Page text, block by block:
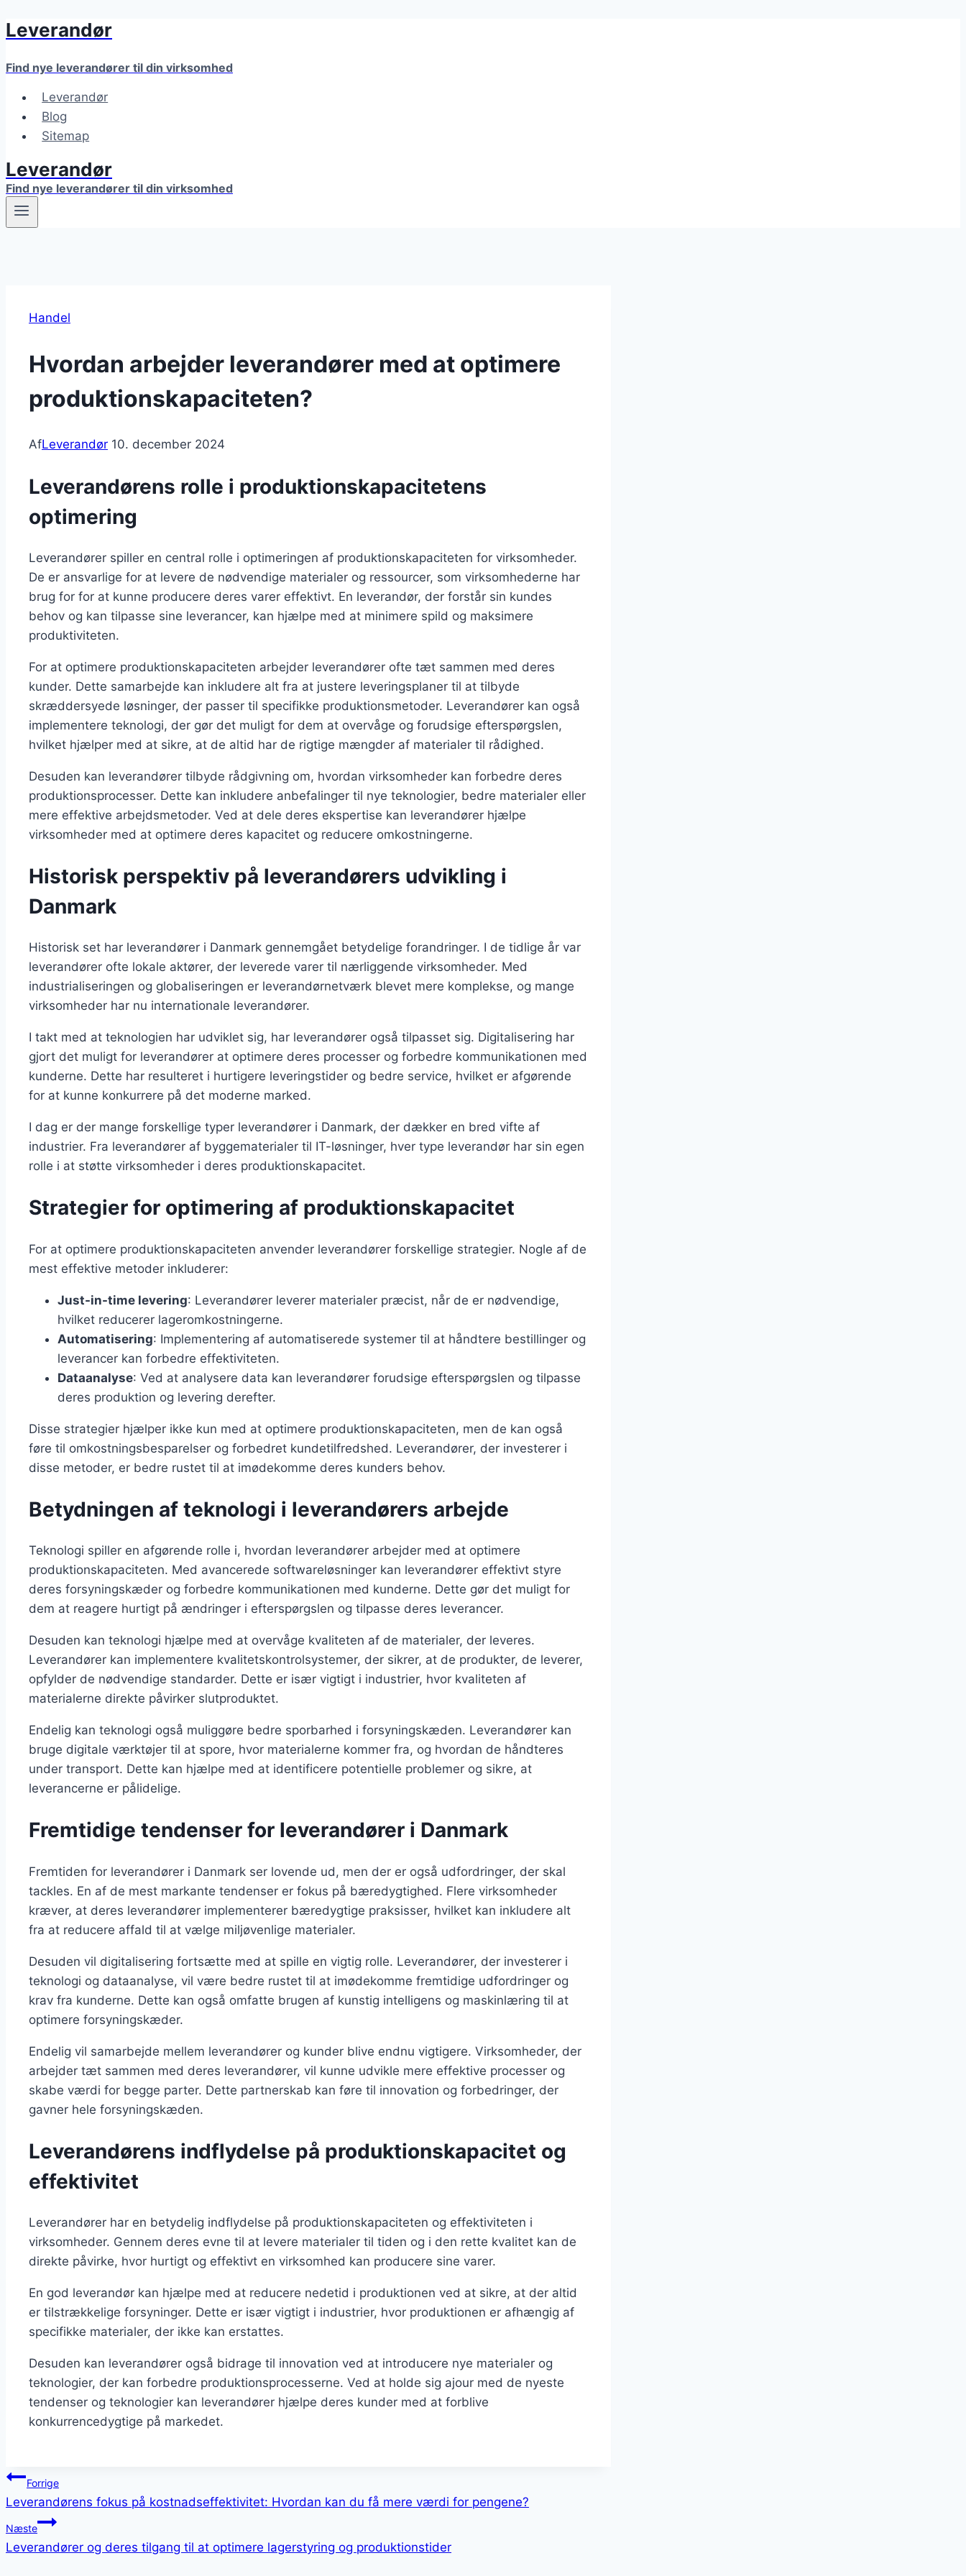
Fortsæt
indhold
Leverandør
Find nye leverandører til din virksomhed
Leverandør
Blog
Sitemap
Leverandør
Find nye leverandører til din virksomhed
Handel
Hvordan arbejder leverandører med at optimere
produktionskapaciteten?
AfLeverandør 10. december 2024
Leverandørens rolle i produktionskapacitetens
optimering
Leverandører spiller en central rolle i optimeringen af produktionskapaciteten for virksomheder.
De er ansvarlige for at levere de nødvendige materialer og ressourcer, som virksomhederne har
brug for for at kunne producere deres varer effektivt. En leverandør, der forstår sin kundes
behov og kan tilpasse sine leverancer, kan hjælpe med at minimere spild og maksimere
produktiviteten.
For at optimere produktionskapaciteten arbejder leverandører ofte tæt sammen med deres
kunder. Dette samarbejde kan inkludere alt fra at justere leveringsplaner til at tilbyde
skræddersyede løsninger, der passer til specifikke produktionsmetoder. Leverandører kan også
implementere teknologi, der gør det muligt for dem at overvåge og forudsige efterspørgslen,
hvilket hjælper med at sikre, at de altid har de rigtige mængder af materialer til rådighed.
Desuden kan leverandører tilbyde rådgivning om, hvordan virksomheder kan forbedre deres
produktionsprocesser. Dette kan inkludere anbefalinger til nye teknologier, bedre materialer eller
mere effektive arbejdsmetoder. Ved at dele deres ekspertise kan leverandører hjælpe
virksomheder med at optimere deres kapacitet og reducere omkostningerne.
Historisk perspektiv på leverandørers udvikling i
Danmark
Historisk set har leverandører i Danmark gennemgået betydelige forandringer. I de tidlige år var
leverandører ofte lokale aktører, der leverede varer til nærliggende virksomheder. Med
industrialiseringen og globaliseringen er leverandørnetværk blevet mere komplekse, og mange
virksomheder har nu internationale leverandører.
I takt med at teknologien har udviklet sig, har leverandører også tilpasset sig. Digitalisering har
gjort det muligt for leverandører at optimere deres processer og forbedre kommunikationen med
kunderne. Dette har resulteret i hurtigere leveringstider og bedre service, hvilket er afgørende
for at kunne konkurrere på det moderne marked.
I dag er der mange forskellige typer leverandører i Danmark, der dækker en bred vifte af
industrier. Fra leverandører af byggematerialer til IT-løsninger, hver type leverandør har sin egen
rolle i at støtte virksomheder i deres produktionskapacitet.
Strategier for optimering af produktionskapacitet
For at optimere produktionskapaciteten anvender leverandører forskellige strategier. Nogle af de
mest effektive metoder inkluderer:
Just-in-time levering: Leverandører leverer materialer præcist, når de er nødvendige,
hvilket reducerer lageromkostningerne.
Automatisering: Implementering af automatiserede systemer til at håndtere bestillinger og
leverancer kan forbedre effektiviteten.
Dataanalyse: Ved at analysere data kan leverandører forudsige efterspørgslen og tilpasse
deres produktion og levering derefter.
Disse strategier hjælper ikke kun med at optimere produktionskapaciteten, men de kan også
føre til omkostningsbesparelser og forbedret kundetilfredshed. Leverandører, der investerer i
disse metoder, er bedre rustet til at imødekomme deres kunders behov.
Betydningen af teknologi i leverandørers arbejde
Teknologi spiller en afgørende rolle i, hvordan leverandører arbejder med at optimere
produktionskapaciteten. Med avancerede softwareløsninger kan leverandører effektivt styre
deres forsyningskæder og forbedre kommunikationen med kunderne. Dette gør det muligt for
dem at reagere hurtigt på ændringer i efterspørgslen og tilpasse deres leverancer.
Desuden kan teknologi hjælpe med at overvåge kvaliteten af de materialer, der leveres.
Leverandører kan implementere kvalitetskontrolsystemer, der sikrer, at de produkter, de leverer,
opfylder de nødvendige standarder. Dette er især vigtigt i industrier, hvor kvaliteten af
materialerne direkte påvirker slutproduktet.
Endelig kan teknologi også muliggøre bedre sporbarhed i forsyningskæden. Leverandører kan
bruge digitale værktøjer til at spore, hvor materialerne kommer fra, og hvordan de håndteres
under transport. Dette kan hjælpe med at identificere potentielle problemer og sikre, at
leverancerne er pålidelige.
Fremtidige tendenser for leverandører i Danmark
Fremtiden for leverandører i Danmark ser lovende ud, men der er også udfordringer, der skal
tackles. En af de mest markante tendenser er fokus på bæredygtighed. Flere virksomheder
kræver, at deres leverandører implementerer bæredygtige praksisser, hvilket kan inkludere alt
fra at reducere affald til at vælge miljøvenlige materialer.
Desuden vil digitalisering fortsætte med at spille en vigtig rolle. Leverandører, der investerer i
teknologi og dataanalyse, vil være bedre rustet til at imødekomme fremtidige udfordringer og
krav fra kunderne. Dette kan også omfatte brugen af kunstig intelligens og maskinlæring til at
optimere forsyningskæder.
Endelig vil samarbejde mellem leverandører og kunder blive endnu vigtigere. Virksomheder, der
arbejder tæt sammen med deres leverandører, vil kunne udvikle mere effektive processer og
skabe værdi for begge parter. Dette partnerskab kan føre til innovation og forbedringer, der
gavner hele forsyningskæden.
Leverandørens indflydelse på produktionskapacitet og
effektivitet
Leverandører har en betydelig indflydelse på produktionskapaciteten og effektiviteten i
virksomheder. Gennem deres evne til at levere materialer til tiden og i den rette kvalitet kan de
direkte påvirke, hvor hurtigt og effektivt en virksomhed kan producere sine varer.
En god leverandør kan hjælpe med at reducere nedetid i produktionen ved at sikre, at der altid
er tilstrækkelige forsyninger. Dette er især vigtigt i industrier, hvor produktionen er afhængig af
specifikke materialer, der ikke kan erstattes.
Desuden kan leverandører også bidrage til innovation ved at introducere nye materialer og
teknologier, der kan forbedre produktionsprocesserne. Ved at holde sig ajour med de nyeste
tendenser og teknologier kan leverandører hjælpe deres kunder med at forblive
konkurrencedygtige på markedet.
Indlægsnavigation
Forrige
Leverandørens fokus på kostnadseffektivitet: Hvordan kan du få mere værdi for pengene?
Næste
Leverandører og deres tilgang til at optimere lagerstyring og produktionstider